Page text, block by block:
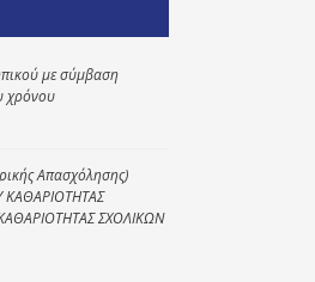
με σύμβαση
χρόνου
Απασχόλησης)
ΚΑΘΑΡΙΟΤΗΤΑΣ
ΣΧΟΛΙΚΩΝ